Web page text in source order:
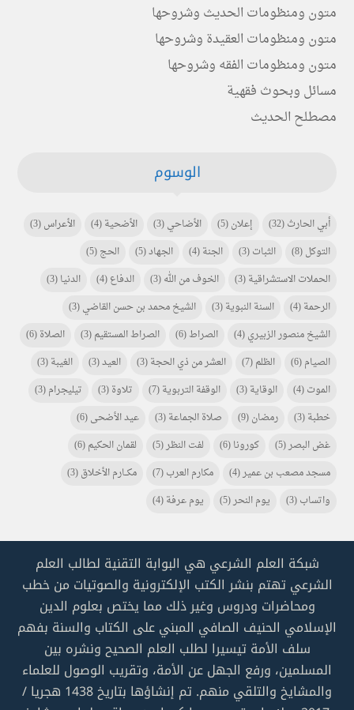
متون ومنظومات الحديث وشروحها
متون ومنظومات العقيدة وشروحها
متون ومنظومات الفقه وشروحها
مسائل وبحوث فقهية
مصطلح الحديث
الوسوم
أبي الحارث(32) إعلان(5) الأضاحي(3) الأضحية(4) الأعراس(3)
التوكل(8) الثبات(3) الجنة(4) الجهاد(5) الحج(5)
الحملات الاستشراقية(3) الخوف من الله(3) الدفاع(4) الدنيا(3)
الرحمة(4) السنة النبوية(3) الشيخ محمد بن حسن القاضي(3)
الشيخ منصور الزبيري(4) الصراط(6) الصراط المستقيم(3) الصلاة(6)
الصيام(6) الظلم(7) العشر من ذي الحجة(3) العيد(3) الغيبة(3)
الموت(4) الوقاية(3) الوقفة التربوية(7) تلاوة(3) تيليجرام(3)
خطبة(3) رمضان(9) صلاة الجماعة(3) عيد الأضحى(6)
غض البصر(5) كورونا(6) لفت النظر(5) لقمان الحكيم(6)
مسجد مصعب بن عمير(4) مكارم العرب(7) مكـــارم الأخلاق(3)
واتساب(3) يوم النحر(5) يوم عرفة(4)
شبكة العلم الشرعي هي البوابة التقنية لطالب العلم
الشرعي تهتم بنشر الكتب الإلكترونية والصوتيات من خطب
ومحاضرات ودروس وغير ذلك مما يختص بعلوم الدين
الإسلامي الحنيف الصافي المبني على الكتاب والسنة بفهم
سلف الأمة تيسيرا لطلب العلم الصحيح ونشره بين
المسلمين، ورفع الجهل عن الأمة، وتقريب الوصول للعلماء
والمشايخ والتلقي منهم. تم إنشاؤها بتاريخ 1438 هجريا /